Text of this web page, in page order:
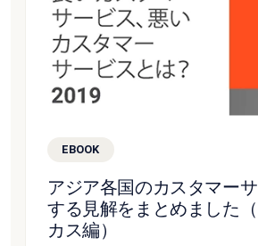
EBOOK
アジア各国のカスタマー
する見解をまとめました
カス編）